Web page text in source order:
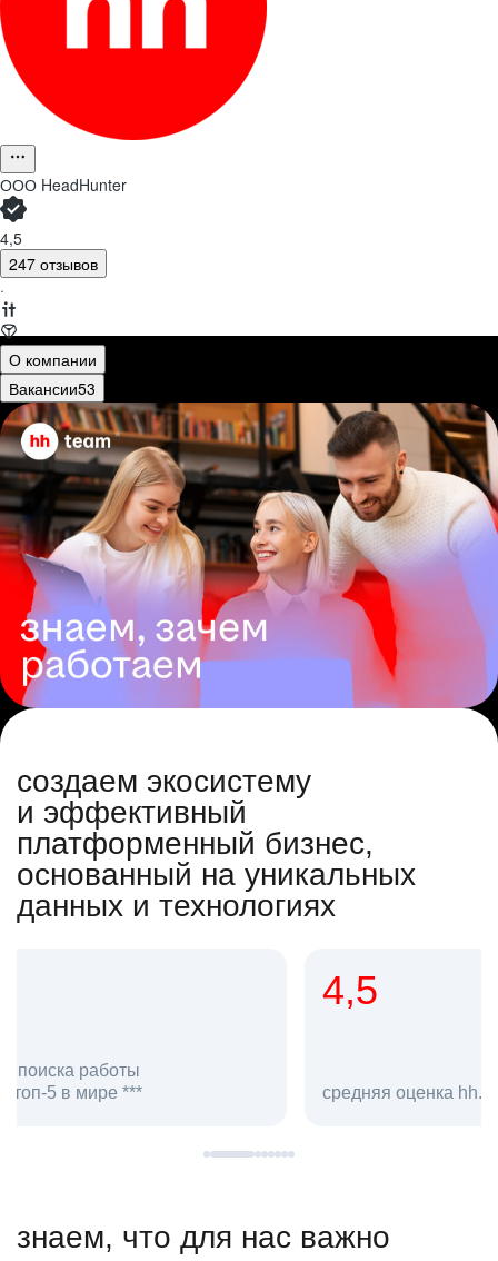
ООО HeadHunter
4,5
247 отзывов
·
О компании
Вакансии53
создаем экосистему
и эффективный
платформенный бизнес,
основанный на уникальных
данных и технологиях
средняя оценка hh.ru как работодателя **
в hh.ru
знаем, что для нас важно